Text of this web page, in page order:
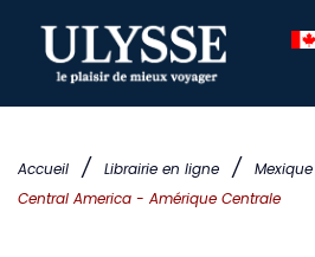
Accueil / Librairie en ligne /
Central America - Amérique Centrale